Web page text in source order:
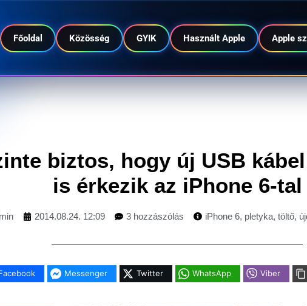
Főoldal Közösség GYIK Használt Apple Apple
biztos, hogy új USB
is érkezik az iPhone 6-tal
2014.08.24. 12:09 3 hozzászólás iPhone 6, pletyka, töltő,
Messenger Twitter WhatsApp Viber